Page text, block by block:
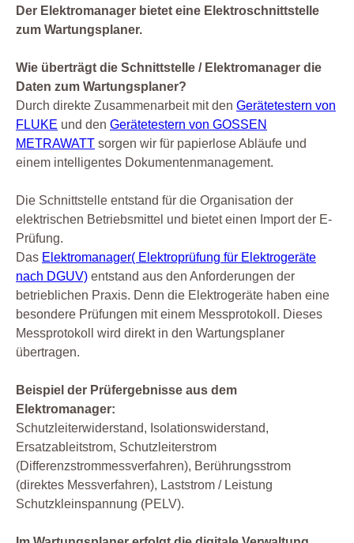
Der Elektromanager bietet eine Elektroschnittstelle
zum Wartungsplaner.
Wie überträgt die Schnittstelle / Elektromanager die
Daten zum Wartungsplaner?
Durch direkte Zusammenarbeit mit den Gerätetestern von
FLUKE und den Gerätetestern von GOSSEN
METRAWATT sorgen wir für papierlose Abläufe und
einem intelligentes Dokumentenmanagement.
Die Schnittstelle entstand für die Organisation der
elektrischen Betriebsmittel und bietet einen Import der E-
Prüfung.
Das Elektromanager( Elektroprüfung für Elektrogeräte
nach DGUV) entstand aus den Anforderungen der
betrieblichen Praxis. Denn die Elektrogeräte haben eine
besondere Prüfungen mit einem Messprotokoll. Dieses
Messprotokoll wird direkt in den Wartungsplaner
übertragen.
Beispiel der Prüfergebnisse aus dem
Elektromanager:
Schutzleiterwiderstand, Isolationswiderstand,
Ersatzableitstrom, Schutzleiterstrom
(Differenzstrommessverfahren), Berührungsstrom
(direktes Messverfahren), Laststrom / Leistung
Schutzkleinspannung (PELV).